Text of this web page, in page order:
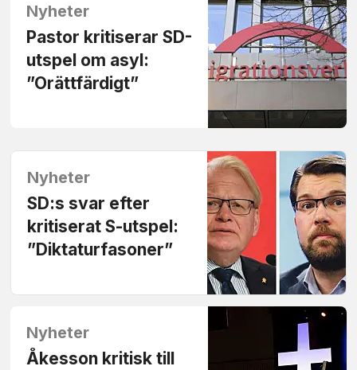
Nyheter
Pastor kritiserar SD-
utspel om asyl:
”Orättfärdigt”
Nyheter
SD:s svar efter
kritiserat S-utspel:
”Diktaturfasoner”
Nyheter
Åkesson kritisk till